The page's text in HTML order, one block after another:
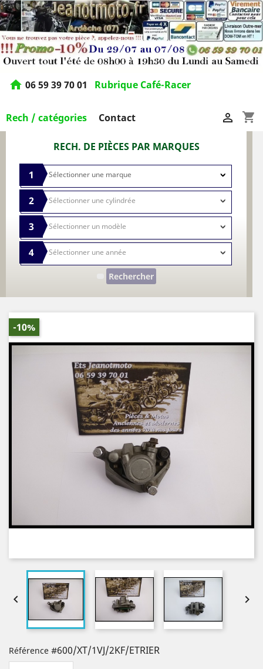
home 06 59 39 70 01 Rubrique Café-Racer
Rech / catégories Contact shopping_cart

RECH. DE PIÈCES PAR MARQUES
1
2
3
4
Rechercher
-10%
 
Référence #600/XT/1VJ/2KF/ETRIER